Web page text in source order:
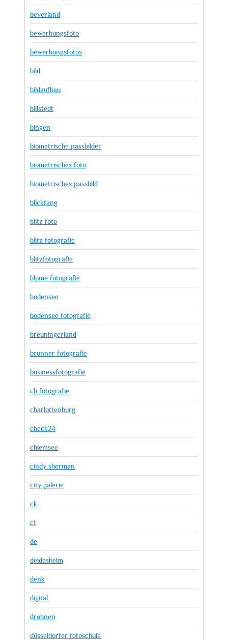
beverland
bewerbungsfoto
bewerbungsfotos
bild
bildaufbau
billstedt
bingen
biometrische passbilder
biometrisches foto
biometrisches passbild
blickfang
blitz foto
blitz fotografie
blitzfotografie
blume fotografie
bodensee
bodensee fotografie
breuningerland
brunner fotografie
businessfotografie
ch fotografie
charlottenburg
check24
chiemsee
cindy sherman
city galerie
ck
ct
de
deidesheim
denk
digital
drohnen
düsseldorfer fotoschule